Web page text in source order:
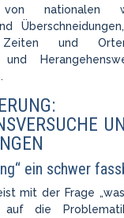
von nationalen
Zeiten und
und
ein schwer
mit der Frage „
auf die